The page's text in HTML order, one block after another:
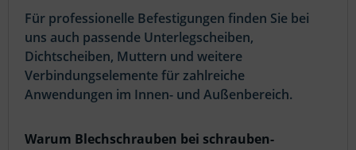
Für professionelle Befestigungen finden Sie bei
uns auch passende Unterlegscheiben,
Dichtscheiben, Muttern und weitere
Verbindungselemente für zahlreiche
Anwendungen im Innen- und Außenbereich.
Warum Blechschrauben bei schrauben-